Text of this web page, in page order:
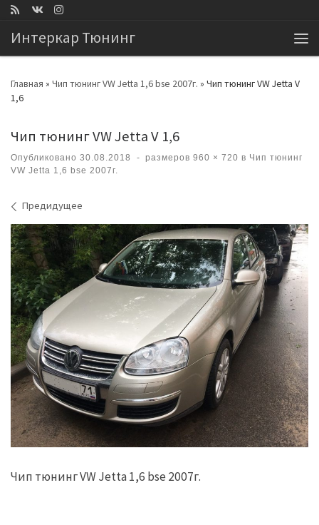
Интеркар Тюнинг
Главная » Чип тюнинг VW Jetta 1,6 bse 2007г. » Чип тюнинг VW Jetta V
1,6
Чип тюнинг VW Jetta V 1,6
Опубликовано 30.08.2018 - размеров 960 × 720 в Чип тюнинг
VW Jetta 1,6 bse 2007г.
Навигация по изображениям
Предидущее
Чип тюнинг VW Jetta 1,6 bse 2007г.